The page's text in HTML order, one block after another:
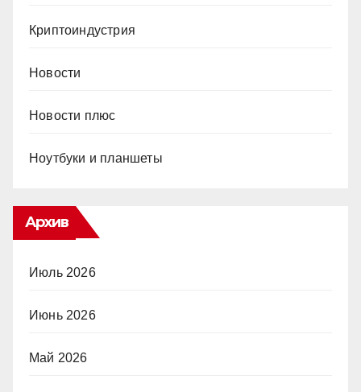
Криптоиндустрия
Новости
Новости плюс
Ноутбуки и планшеты
Архив
Июль 2026
Июнь 2026
Май 2026